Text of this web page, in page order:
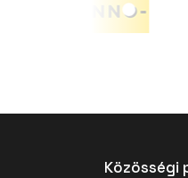
Közösségi